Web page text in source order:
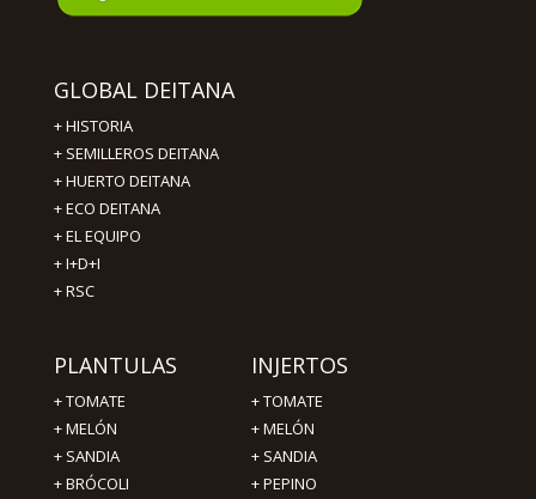
GLOBAL DEITANA
+HISTORIA
+ SEMILLEROS DEITANA
+HUERTO DEITANA
+ECO DEITANA
+EL EQUIPO
+I+D+I
+RSC
PLANTULAS
+TOMATE
+MELÓN
+ SANDIA
+BRÓCOLI
INJERTOS
+TOMATE
+MELÓN
+ SANDIA
+PEPINO